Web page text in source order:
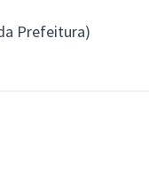
Prefeitura)